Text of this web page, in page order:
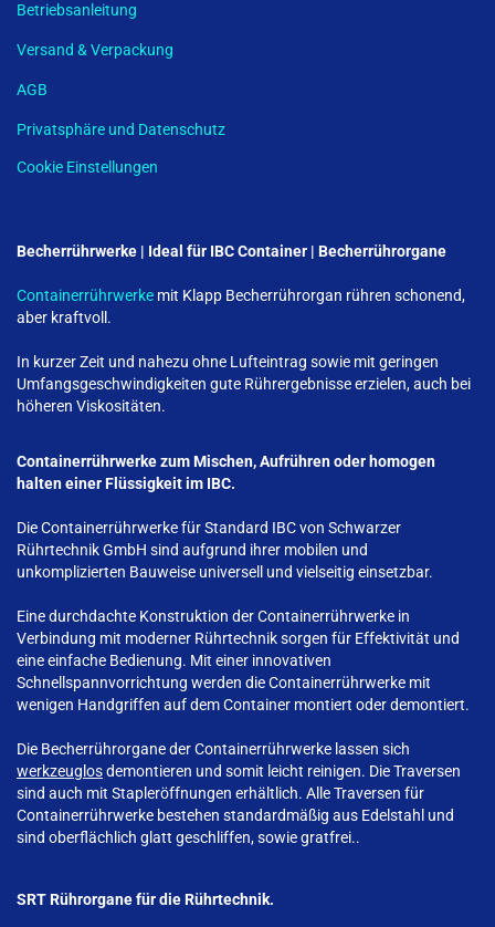
Betriebsanleitung
Versand & Verpackung
AGB
Privatsphäre und Datenschutz
Cookie Einstellungen
Becherrührwerke | Ideal für IBC Container | Becherrührorgane
Containerrührwerke mit Klapp Becherrührorgan rühren schonend,
aber kraftvoll.
In kurzer Zeit und nahezu ohne Lufteintrag sowie mit geringen
Umfangsgeschwindigkeiten gute Rührergebnisse erzielen, auch bei
höheren Viskositäten.
Containerrührwerke zum Mischen, Aufrühren oder homogen
halten einer Flüssigkeit im IBC.
Die Containerrührwerke für Standard IBC von Schwarzer
Rührtechnik GmbH sind aufgrund ihrer mobilen und
unkomplizierten Bauweise universell und vielseitig einsetzbar.
Eine durchdachte Konstruktion der Containerrührwerke in
Verbindung mit moderner Rührtechnik sorgen für Effektivität und
eine einfache Bedienung. Mit einer innovativen
Schnellspannvorrichtung werden die Containerrührwerke mit
wenigen Handgriffen auf dem Container montiert oder demontiert.
Die Becherrührorgane der Containerrührwerke lassen sich
werkzeuglosdemontieren und somit leicht reinigen. Die Traversen
sind auch mit Stapleröffnungen erhältlich. Alle Traversen für
Containerrührwerke bestehen standardmäßig aus Edelstahl und
sind oberflächlich glatt geschliffen, sowie gratfrei..
SRT Rührorgane für die Rührtechnik.